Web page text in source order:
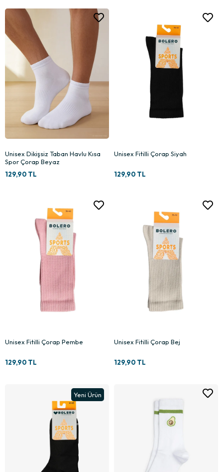
Unisex Dikişsiz Taban Havlu Kısa
Spor Çorap Beyaz
129,90 TL
Unisex Fitilli Çorap Siyah
129,90 TL
Unisex Fitilli Çorap Pembe
129,90 TL
Unisex Fitilli Çorap Bej
129,90 TL
Yeni Ürün